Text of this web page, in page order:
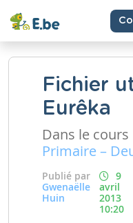
Fichier
Eurêka
Dans le cours
Primaire –
Publié par
Gwenaëlle
Huin
9
avril
2013
10:20